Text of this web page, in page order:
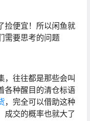
捡便宜！所以闲鱼就
需要思考的问题
，往往都是那些会叫
各种醒目的清仓标语
，完全可以借助这种
成交的概率也就大了